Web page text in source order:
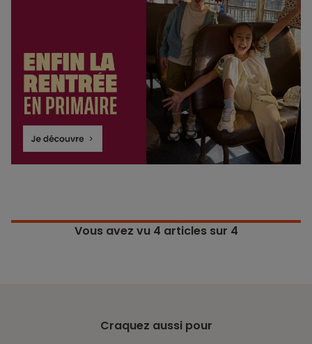
Vous avez vu 4 articles sur 4
Craquez aussi pour